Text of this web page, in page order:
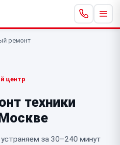
ремонт
центр
техники
за 30–240 минут